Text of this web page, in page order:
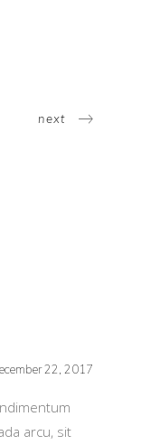
next
22, 2017
arcu, sit